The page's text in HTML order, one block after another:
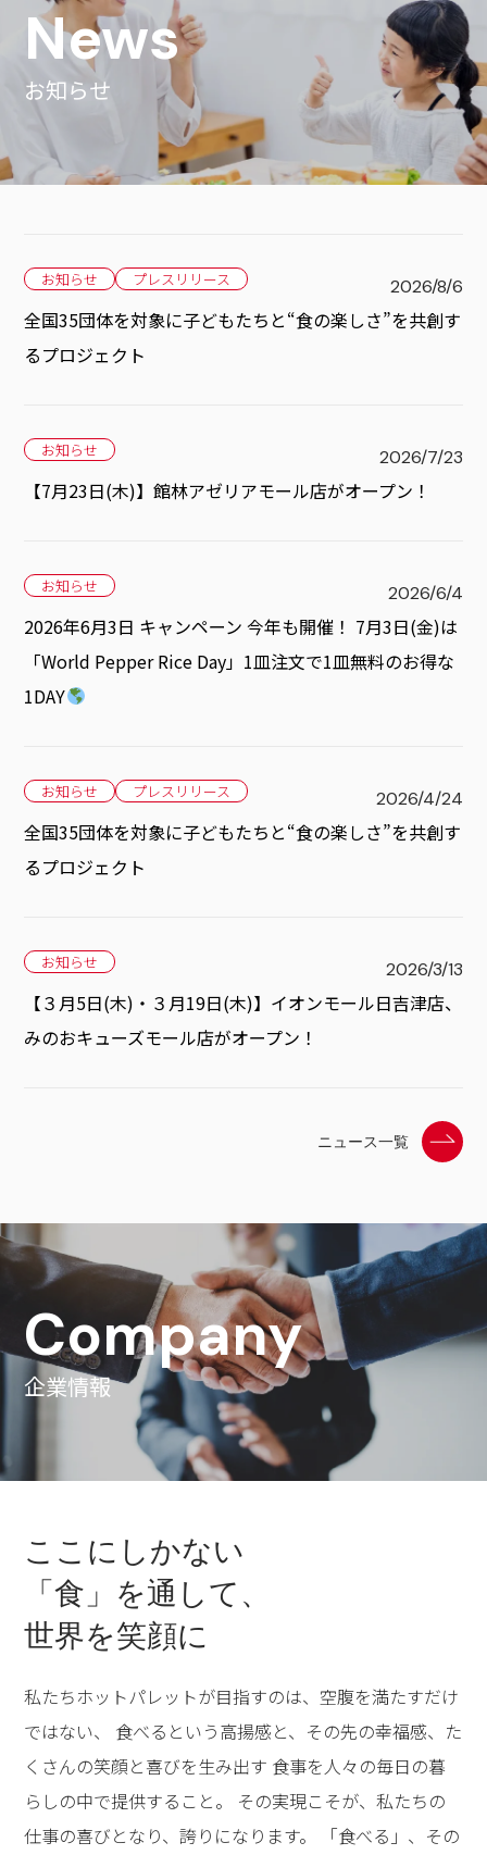
News
お知らせ
お知らせ プレスリリース 2026/8/6
全国35団体を対象に子どもたちと“食の楽しさ”を共創す
るプロジェクト
お知らせ 2026/7/23
【7月23日(木)】館林アゼリアモール店がオープン！
お知らせ 2026/6/4
2026年6月3日 キャンペーン 今年も開催！ 7月3日(金)は
「World Pepper Rice Day」1皿注文で1皿無料のお得な
1DAY
お知らせ プレスリリース 2026/4/24
全国35団体を対象に子どもたちと“食の楽しさ”を共創す
るプロジェクト
お知らせ 2026/3/13
【３月5日(木)・３月19日(木)】イオンモール日吉津店、
みのおキューズモール店がオープン！
ニュース一覧
Company
企業情報
ここにしかない
「食」を通して、
世界を笑顔に
私たちホットパレットが目指すのは、空腹を満たすだけ
ではない、 食べるという高揚感と、その先の幸福感、た
くさんの笑顔と喜びを生み出す 食事を人々の毎日の暮
らしの中で提供すること。 その実現こそが、私たちの
仕事の喜びとなり、誇りになります。 「食べる」、その